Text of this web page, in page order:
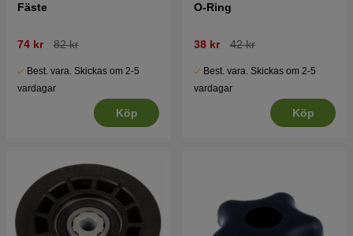
Fäste
74 kr 82 kr
Best. vara. Skickas om 2-5
vardagar
Köp
O-Ring
38 kr 42 kr
Best. vara. Skickas om 2-5
vardagar
Köp